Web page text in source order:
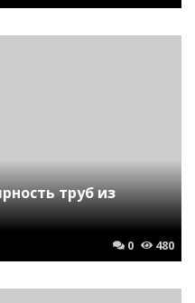
труб из
0 480